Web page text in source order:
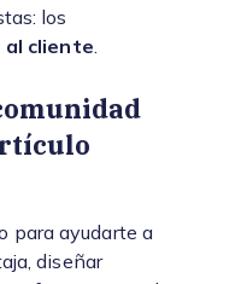
los
cliente
para ayudarte a
diseñar